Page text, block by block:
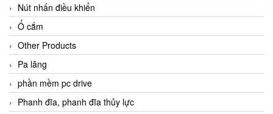
Nút nhấn điều khiển
Ổ cắm
Other Products
Pa lăng
phần mềm pc drive
Phanh đĩa, phanh đĩa thủy lực